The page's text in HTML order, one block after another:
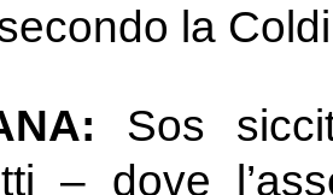
la
Sos
– dove